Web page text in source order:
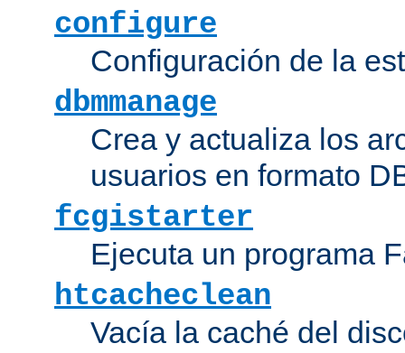
configure
Configuración de la
dbmmanage
Crea y actualiza los
usuarios en formato
fcgistarter
Ejecuta un programa
htcacheclean
Vacía la caché del